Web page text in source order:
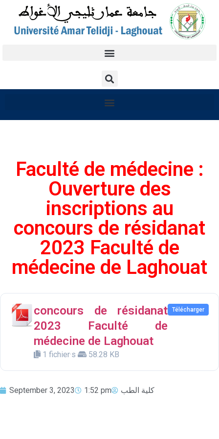
Faculté de médecine :
Ouverture des
inscriptions au
concours de résidanat
2023 Faculté de
médecine de Laghouat
concours de résidanat
2023 Faculté de
médecine de Laghouat
1 fichier·s 58.28 KB
Télécharger
September 3, 2023 1:52 pm كلية الطب